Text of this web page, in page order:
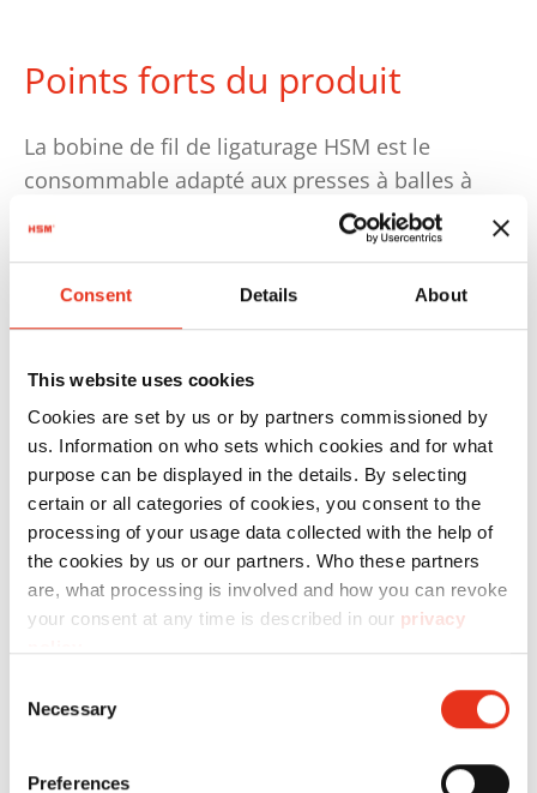
Consent Details About
This website uses cookies
Cookies are set by us or by partners commissioned by
us. Information on who sets which cookies and for what
purpose can be displayed in the details. By selecting
certain or all categories of cookies, you consent to the
processing of your usage data collected with the help of
the cookies by us or our partners. Who these partners
are, what processing is involved and how you can revoke
your consent at any time is described in our privacy
Selection
Necessary
Preferences
Points forts du produit
La bobine de fil de ligaturage HSM est le
consommable adapté aux presses à balles à
canal HSM entièrement automatiques. Avec un
diamètre de fil de 3,1 mm et un poids de 40 kg,
elle garantit un ligaturage fiable et sûr des
continu dans le cadre du processus entièrement
automatique de pressage et de ligaturage. Elles
garantissent un fonctionnement fluide ainsi
qu’un ligaturage fiable des balles pour le
transport et le stockage. Les bobines de fil de
ligaturage conviennent aux HSM VK 40 et HSM
VK 48.